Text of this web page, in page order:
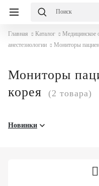
Главная Каталог
Медицинское
анестезиологии
Мониторы
Мониторы
корея
(2 товара)
Новинки